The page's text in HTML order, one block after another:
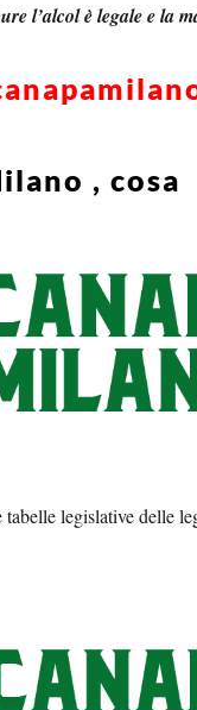
l’alcol è legale e la
, cosa
legislative delle